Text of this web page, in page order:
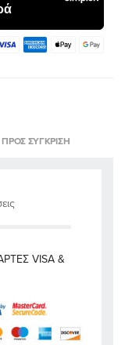
ΣΎΓΚΡΙΣΗ
VISA &